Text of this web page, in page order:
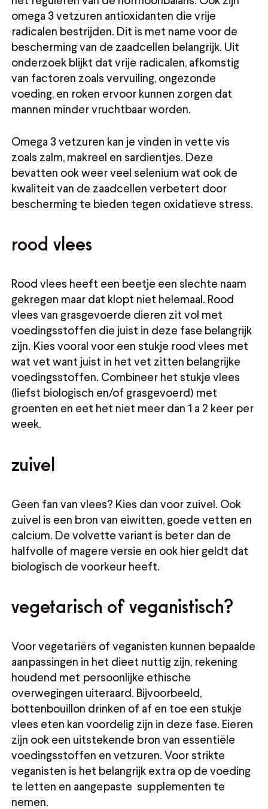
omega 3 vetzuren antioxidanten die vrije
radicalen bestrijden. Dit is met name voor de
bescherming van de zaadcellen belangrijk. Uit
onderzoek blijkt dat vrije radicalen, afkomstig
van factoren zoals vervuiling, ongezonde
voeding, en roken ervoor kunnen zorgen dat
mannen minder vruchtbaar worden.
Omega 3 vetzuren kan je vinden in vette vis
zoals zalm, makreel en sardientjes. Deze
bevatten ook weer veel selenium wat ook de
kwaliteit van de zaadcellen verbetert door
bescherming te bieden tegen oxidatieve stress.
rood vlees
Rood vlees heeft een beetje een slechte naam
gekregen maar dat klopt niet helemaal. Rood
vlees van grasgevoerde dieren zit vol met
voedingsstoffen die juist in deze fase belangrijk
zijn. Kies vooral voor een stukje rood vlees met
wat vet want juist in het vet zitten belangrijke
voedingsstoffen. Combineer het stukje vlees
(liefst biologisch en/of grasgevoerd) met
groenten en eet het niet meer dan 1 a 2 keer per
week.
zuivel
Geen fan van vlees? Kies dan voor zuivel. Ook
zuivel is een bron van eiwitten, goede vetten en
calcium. De volvette variant is beter dan de
halfvolle of magere versie en ook hier geldt dat
biologisch de voorkeur heeft.
vegetarisch of veganistisch?
Voor vegetariërs of veganisten kunnen bepaalde
aanpassingen in het dieet nuttig zijn, rekening
houdend met persoonlijke ethische
overwegingen uiteraard. Bijvoorbeeld,
bottenbouillon drinken of af en toe een stukje
vlees eten kan voordelig zijn in deze fase. Eieren
zijn ook een uitstekende bron van essentiële
voedingsstoffen en vetzuren. Voor strikte
veganisten is het belangrijk extra op de voeding
te letten en aangepaste supplementen te
nemen.